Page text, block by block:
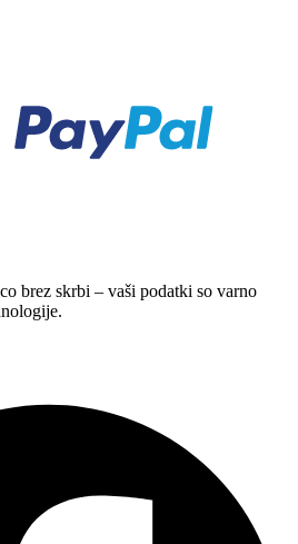
brez skrbi – vaši podatki so varno